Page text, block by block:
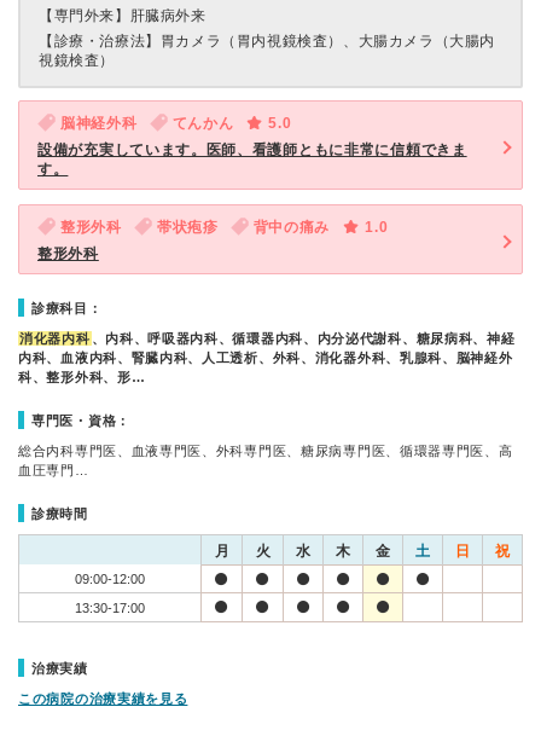
【専門外来】 肝臓病外来
【診療・治療法】 胃カメラ（胃内視鏡検査）、大腸カメラ（大腸内
視鏡検査）
脳神経外科 てんかん
5.0
設備が充実しています。医師、看護師ともに非常に信頼できま
す。
整形外科 帯状疱疹 背中の痛み
1.0
整形外科
診療科目：
消化器内科 、内科、呼吸器内科、循環器内科、内分泌代謝科、糖尿病科、神経
内科、血液内科、腎臓内科、人工透析、外科、消化器外科、乳腺科、脳神経外
科、整形外科、形…
専門医・資格：
総合内科専門医、血液専門医、外科専門医、糖尿病専門医、循環器専門医、高
血圧専門…
診療時間
月 火 水 木 金 土 日 祝
09:00-12:00
13:30-17:00
治療実績
この病院の治療実績を見る